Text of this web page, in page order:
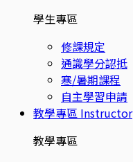
學生專區
修課規定
通識學分認抵
寒/暑期課程
自主學習申請
教學專區 Instructor
教學專區